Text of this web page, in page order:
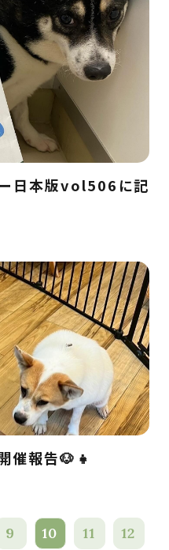
ー日本版vol506に記
催報告🐶👧
9 10 11 12